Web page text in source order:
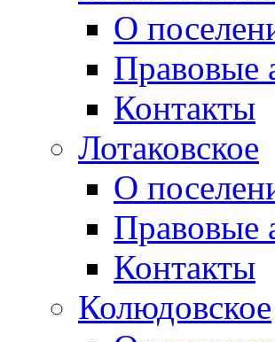
О
Правовые
Контакты
Лотаковское
О
Правовые
Контакты
Колюдовское